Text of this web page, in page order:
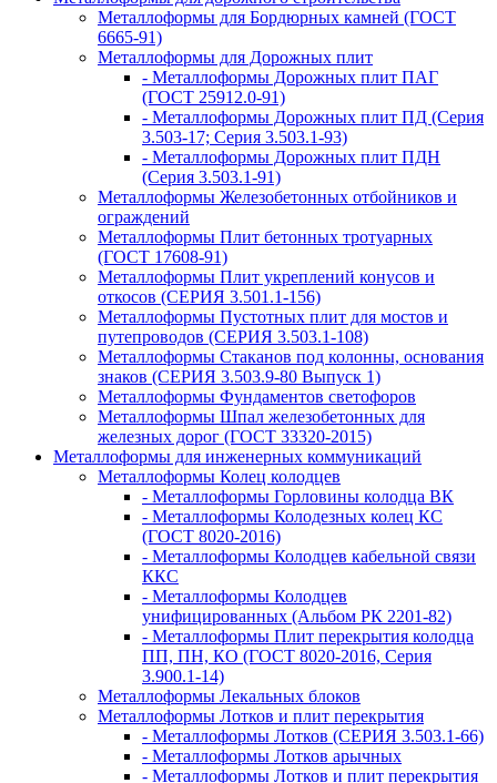
Металлоформы для Бордюрных камней (ГОСТ
6665-91)
Металлоформы для Дорожных плит
- Металлоформы Дорожных плит ПАГ
(ГОСТ 25912.0-91)
- Металлоформы Дорожных плит ПД (Серия
3.503-17; Серия 3.503.1-93)
- Металлоформы Дорожных плит ПДН
(Серия 3.503.1-91)
Металлоформы Железобетонных отбойников и
ограждений
Металлоформы Плит бетонных тротуарных
(ГОСТ 17608-91)
Металлоформы Плит укреплений конусов и
откосов (СЕРИЯ 3.501.1-156)
Металлоформы Пустотных плит для мостов и
путепроводов (СЕРИЯ 3.503.1-108)
Металлоформы Стаканов под колонны, основания
знаков (СЕРИЯ 3.503.9-80 Выпуск 1)
Металлоформы Фундаментов светофоров
Металлоформы Шпал железобетонных для
железных дорог (ГОСТ 33320-2015)
Металлоформы для инженерных коммуникаций
Металлоформы Колец колодцев
- Металлоформы Горловины колодца ВК
- Металлоформы Колодезных колец КС
(ГОСТ 8020-2016)
- Металлоформы Колодцев кабельной связи
ККС
- Металлоформы Колодцев
унифицированных (Альбом РК 2201-82)
- Металлоформы Плит перекрытия колодца
ПП, ПН, КО (ГОСТ 8020-2016, Серия
3.900.1-14)
Металлоформы Лекальных блоков
Металлоформы Лотков и плит перекрытия
- Металлоформы Лотков (СЕРИЯ 3.503.1-66)
- Металлоформы Лотков арычных
- Металлоформы Лотков и плит перекрытия